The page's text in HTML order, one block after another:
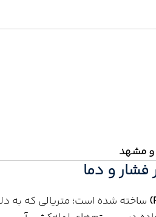
و مشهد
ساخته شده است؛ متریالی که به